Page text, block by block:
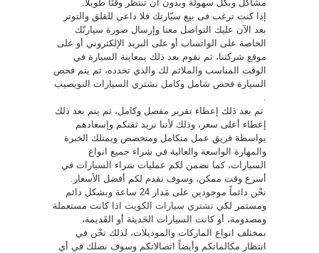
مشاكل وبكل سهولة وبدون أن تنتظر وقتًا طويلاً.
إذا كنت ترغب فى بيع سيّارتك فلا داعي للقلق والتوتر
بعد الآن عليك التواصل معنا وإرسال صورة سيارتّك
الخاصة على الواتساب أو على البريد الإلكتروني أو على
موقع شركتنا، ثم نقوم بعد ذلك بمعاينة السيارة في
الوقت المناسب والملائم لك والذي تحدده، ثم يتم فحص
السيارة فحص شامل وكامل نشتري السيارات النويصيب
ثم بعد ذلك إعطاء تقرير مفصل وكامل، ثم يتم بعد ذلك
إعطاء أعلى سعر، وذلك لأننا نريد ثقتكم وإسعادهم
بواسطة فريق عمل متكامل ومتخصص ويمتلك الخبرة
والمهارة الواسعة والعالية في شراء جميع انواع
السيارات، كما نضمن لكم عمليات شراء السيارات في
أسرع وقت ممكن، وسوف نقدم لكم أفضل الأسعار.
نحْن دائماً موجودين على مَدار 24 ساعة وبشكل دائم
ومستمر لكي نشتري سيارات الكويت اذا كانت مستعملة
ومصدومة، أو كانت السيارات الحَديثة أو القَديمة،
بمختلف انواع الماركات والموديلات، لذلك نحْن في
انتظار مكالماتكم وأيضاً اتصالاتكم وسوف نصلك في أي